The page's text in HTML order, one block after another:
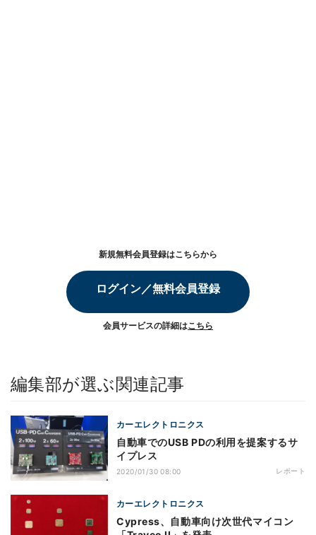
新規無料会員登録はこちらから
ログイン／無料会員登録
会員サービスの詳細はこちら
編集部が選ぶ関連記事
カーエレクトロニクス
自動車でのUSB PDの利用を提案するサ
イプレス
2020/01/30 08:00 レポート
カーエレクトロニクス
Cypress、自動車向け次世代マイコン